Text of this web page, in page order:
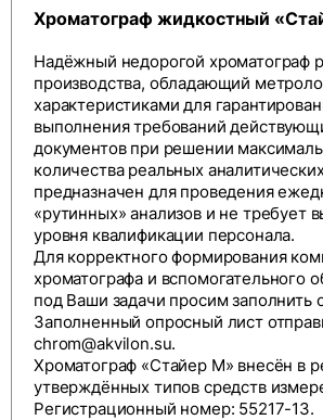
Хроматограф жидкостный
Надёжный недорогой хроматограф
производства, обладающий
характеристиками для
выполнения требований
документов при решении
количества реальных
предназначен для проведения
«рутинных» анализов и не требует
уровня квалификации персонала.
Для корректного формирования
хроматографа и вспомогательного
под Ваши задачи просим заполнить
Заполненный опросный лист
chrom@akvilon.su.
Хроматограф «Стайер М» внесён в
утверждённых типов средств
Регистрационный номер: 55217-13.